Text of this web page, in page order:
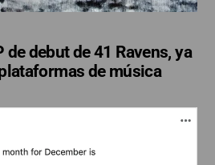
de debut de 41 Ravens, ya
de música